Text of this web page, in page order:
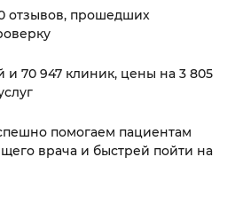
отзывов, прошедших
и 70 947 клиник, цены на 3 805
помогаем пациентам
врача и быстрей пойти на